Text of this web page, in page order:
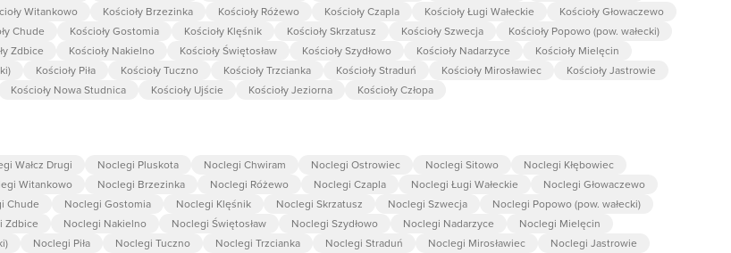
Witankowo Kościoły Brzezinka Kościoły Różewo Kościoły Czapla Kościoły Ługi Wałeckie
Kościoły Głowaczewo
Chude Kościoły Gostomia Kościoły Klęśnik Kościoły Skrzatusz Kościoły Szwecja
Kościoły Popowo (pow. wałecki)
Zdbice Kościoły Nakielno Kościoły Świętosław Kościoły Szydłowo Kościoły Nadarzyce
Kościoły Mielęcin
Kościoły Piła Kościoły Tuczno Kościoły Trzcianka Kościoły Straduń Kościoły Mirosławiec
Kościoły Jastrowie
Kościoły Nowa Studnica Kościoły Ujście Kościoły Jeziorna Kościoły Człopa
Wałcz Drugi Noclegi Pluskota Noclegi Chwiram Noclegi Ostrowiec Noclegi Sitowo
Noclegi Kłębowiec
Witankowo Noclegi Brzezinka Noclegi Różewo Noclegi Czapla Noclegi Ługi Wałeckie
Noclegi Głowaczewo
Chude Noclegi Gostomia Noclegi Klęśnik Noclegi Skrzatusz Noclegi Szwecja
Noclegi Popowo (pow. wałecki)
Zdbice Noclegi Nakielno Noclegi Świętosław Noclegi Szydłowo Noclegi Nadarzyce
Noclegi Mielęcin
Noclegi Piła Noclegi Tuczno Noclegi Trzcianka Noclegi Straduń Noclegi Mirosławiec
Noclegi Jastrowie